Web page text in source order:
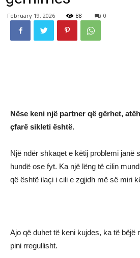
February 19, 2026 88 0
Nëse keni një partner që gërhet,
çfarë sikleti është.
Një ndër shkaqet e këtij problemi janë
hundë ose fyt. Ka një lëng të cilin
që është ilaçi i cili e zgjidh më së miri
Ajo që duhet të keni kujdes, ka të bëjë
pini rregullisht.